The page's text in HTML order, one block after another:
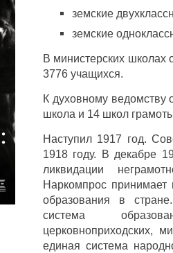
земские
земские
В министерских школах
3776 учащихся.
К духовному ведомству
школа и 14 школ
Наступил 1917 год.
1918 году. В декабре
ликвидации
Наркомпрос принимает
образования в
система
церковноприходских,
единая система